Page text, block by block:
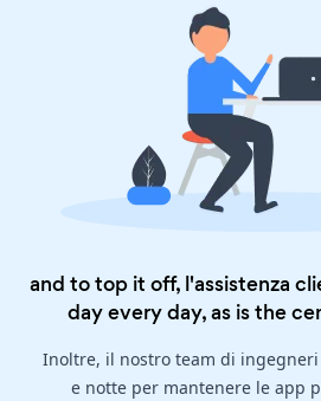
and to top it off, l'assistenza
day every day, as is the
Inoltre, il nostro team di
e notte per mantenere le app